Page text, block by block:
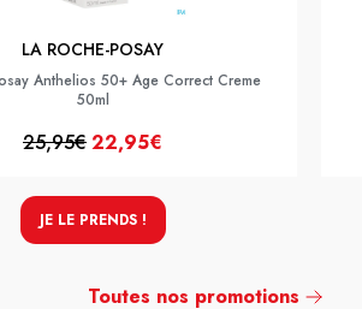
LA ROCHE-POSAY
Anthelios 50+ Age Correct Creme
50ml
25,95€22,95€
JE LE PRENDS !
Toutes nos promotions